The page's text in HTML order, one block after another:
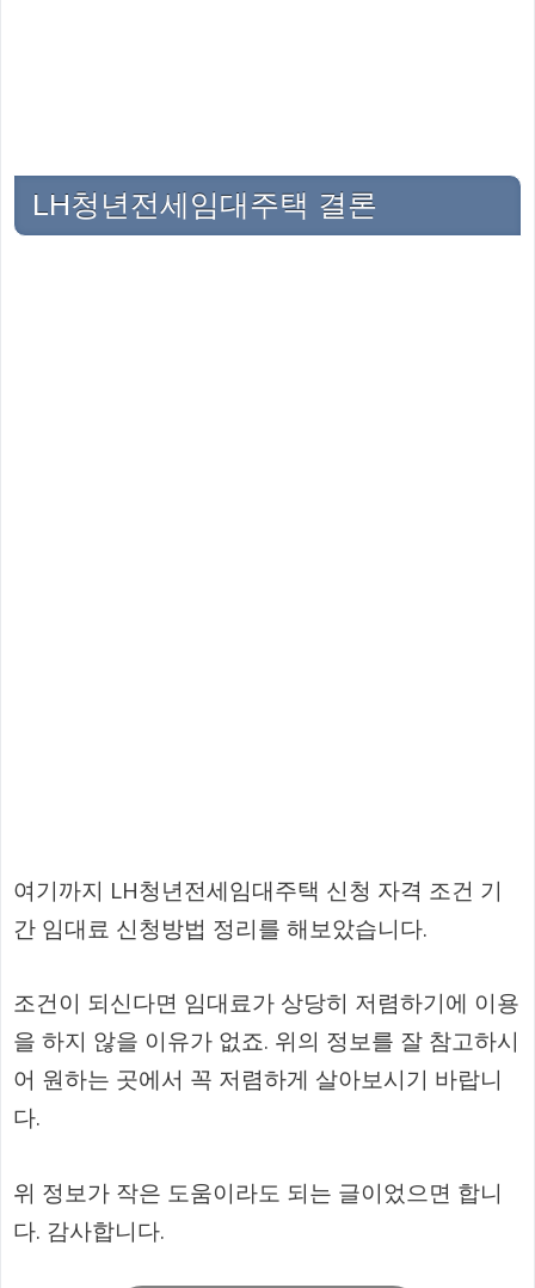
LH청년전세임대주택 결론
여기까지 LH청년전세임대주택 신청 자격 조건 기
간 임대료 신청방법 정리를 해보았습니다.
조건이 되신다면 임대료가 상당히 저렴하기에 이용
을 하지 않을 이유가 없죠. 위의 정보를 잘 참고하시
어 원하는 곳에서 꼭 저렴하게 살아보시기 바랍니
다.
위 정보가 작은 도움이라도 되는 글이었으면 합니
다. 감사합니다.